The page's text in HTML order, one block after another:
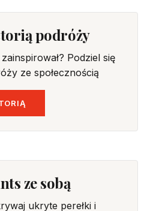
podróży
Podziel się
ze społecznością
ze sobą
ukryte perełki i